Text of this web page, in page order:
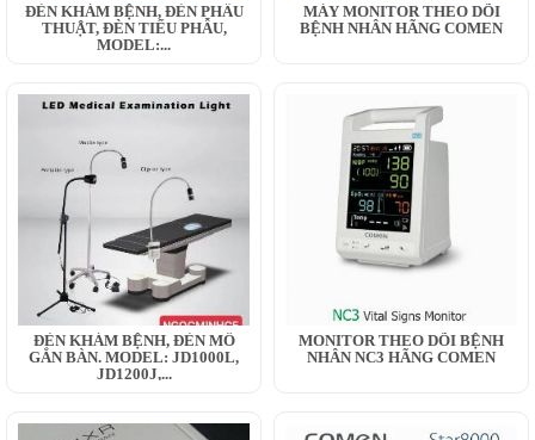
ĐÈN KHÁM BỆNH, ĐÈN PHẪU
THUẬT, ĐÈN TIỂU PHẪU,
MODEL:...
MÁY MONITOR THEO DÕI
BỆNH NHÂN HÃNG COMEN
ĐÈN KHÁM BỆNH, ĐÈN MỔ
GẮN BÀN. MODEL: JD1000L,
JD1200J,...
MONITOR THEO DÕI BỆNH
NHÂN NC3 HÃNG COMEN